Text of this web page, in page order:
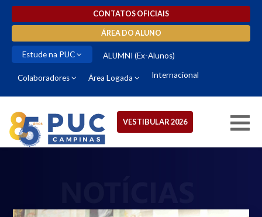
CONTATOS OFICIAIS
ÁREA DO ALUNO
Estude na PUC ALUMNI (Ex-Alunos)
Colaboradores Área Logada Internacional
VESTIBULAR 2026